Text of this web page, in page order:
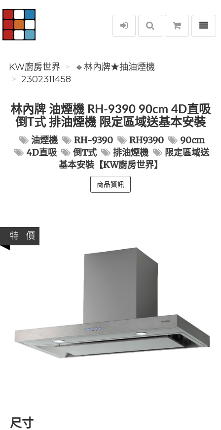
KW廚房世界
選單
KW廚房世界
🔹林內牌★抽油煙機
2302311458
林內牌 油煙機 RH-9390 90cm 4D直吸
倒T式 排油煙機 限定區域送基本安裝
油煙機 RH-9390 RH9390
90cm
4D直吸
倒T式 排油煙機
限定區域送
基本安裝【KW廚房世界】
商品資訊
特 價
尺寸